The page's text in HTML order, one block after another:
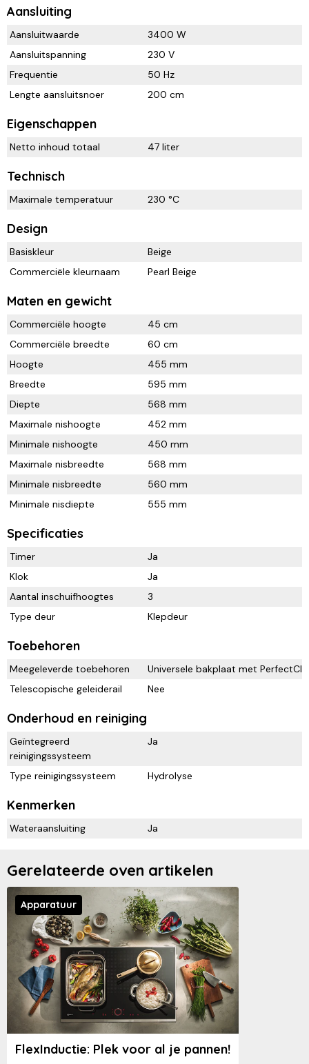
Aansluiting
Aansluitwaarde
3400 W
Aansluitspanning
230 V
Frequentie
50 Hz
Lengte aansluitsnoer
200 cm
Eigenschappen
Netto inhoud totaal 47 liter
Technisch
Maximale temperatuur 230 °C
Design
Basiskleur
Beige
Commerciële kleurnaam
Pearl Beige
Maten en gewicht
Commerciële hoogte
45 cm
Commerciële breedte
60 cm
Hoogte
455 mm
Breedte
595 mm
Diepte
568 mm
Maximale nishoogte
452 mm
Minimale nishoogte
450 mm
Maximale nisbreedte
568 mm
Minimale nisbreedte
560 mm
Minimale nisdiepte
555 mm
Specificaties
Timer
Ja
Klok
Ja
Aantal inschuifhoogtes
3
Type deur
Klepdeur
Toebehoren
Meegeleverde toebehoren
Universele bakplaat met
Telescopische geleiderail
Nee
Onderhoud en reiniging
Geïntegreerd
reinigingssysteem
Ja
Type reinigingssysteem Hydrolyse
Kenmerken
Wateraansluiting Ja
Gerelateerde oven artikelen
Apparatuur
FlexInductie: Plek voor al je pannen!